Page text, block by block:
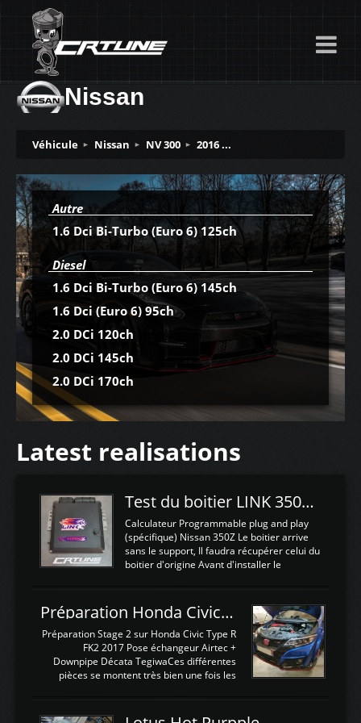
Nissan
Véhicule Nissan NV 300 2016 ...
Autre
1.6 Dci Bi-Turbo (Euro 6) 125ch
Diesel
1.6 Dci Bi-Turbo (Euro 6) 145ch
1.6 Dci (Euro 6) 95ch
2.0 DCi 120ch
2.0 DCi 145ch
2.0 DCi 170ch
Latest realisations
Test du boitier LINK 350Z Plugin ECU
Calculateur Programmable plug and play
(spécifique) Nissan 350Z Le boitier arrive
sans le support, Il faudra récupérer celui du
boitier d'origine Avant d'installer le
d'envoyer l'information de la large bande
dans le boitier. sydney sweeney deepfake
La sortie 0-5V de l'afr sera connectée sur
l'entrée AN Volt 8 et GndAN pour
Analogique, et Volt car l'information est une
tension (Pas une résistance variable d'un
est temps de brancher le ...
Préparation Honda Civic Type R FK2
Préparation Stage 2 sur Honda Civic Type R
FK2 2017 Pose échangeur Airtec +
Downpipe Décata TegiwaCes différentes
pièces se montent très bien une fois les
légere découpe du plastique inferieur,